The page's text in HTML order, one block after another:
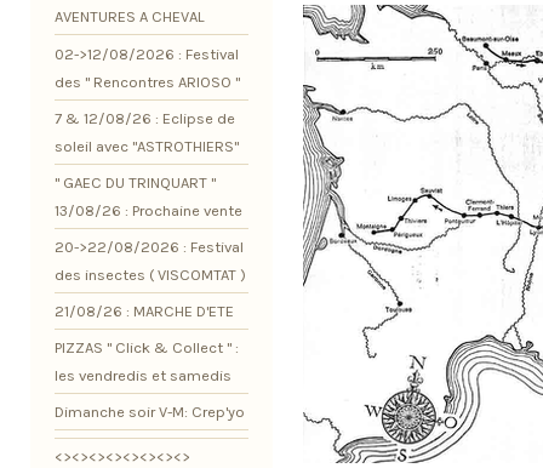
AVENTURES A CHEVAL
02->12/08/2026 : Festival
des " Rencontres ARIOSO "
7 & 12/08/26 : Eclipse de
soleil avec "ASTROTHIERS"
" GAEC DU TRINQUART "
13/08/26 : Prochaine vente
20->22/08/2026 : Festival
des insectes ( VISCOMTAT )
21/08/26 : MARCHE D'ETE
PIZZAS " Click & Collect " :
les vendredis et samedis
Dimanche soir V-M: Crep'yo
<><><><><><><><>